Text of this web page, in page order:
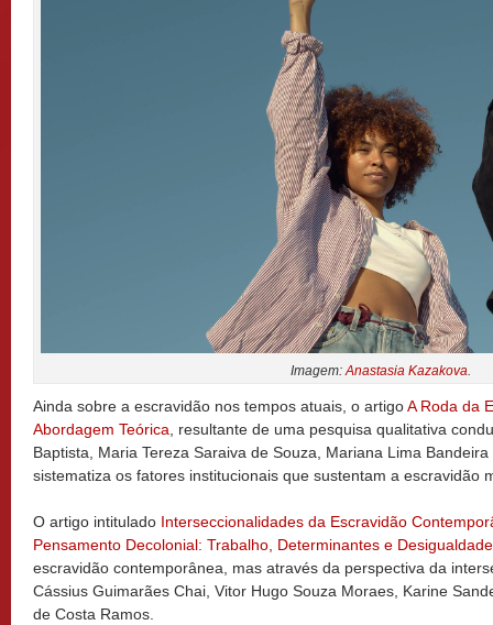
Imagem:Anastasia Kazakova.
Ainda sobre a escravidão nos tempos atuais, o artigoA Roda da
Abordagem Teórica, resultante de uma pesquisa qualitativa
Baptista, Maria Tereza Saraiva de Souza, Mariana Lima
sistematiza os fatores institucionais que sustentam a escravidão
O artigo intitulado Interseccionalidades da Escravidão
Pensamento Decolonial: Trabalho, Determinantes e
escravidão contemporânea, mas através da perspectiva da
Cássius Guimarães Chai, Vitor Hugo Souza Moraes, Karine
de Costa Ramos.